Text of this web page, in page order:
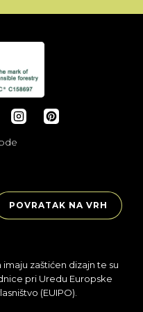
POVRATAK NA VRH
zaštićen dizajn te su
pri Uredu Europske
(EUIPO).